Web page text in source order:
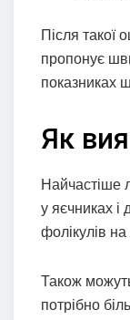
Після такої
пропонує
показниках
Як
Найчастіше
у яєчниках
фолікулів на
Також
потрібно